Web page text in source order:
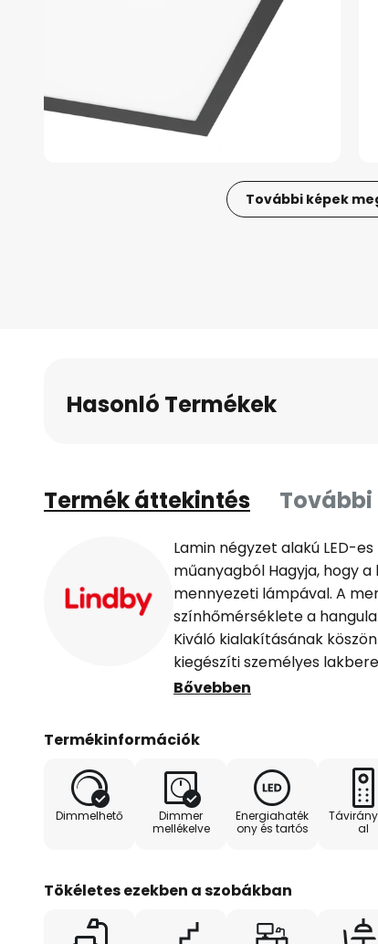
További képek
Hasonló Termékek
Termék áttekintés
Lamin négyzet alakú LED-
műanyagból Hagyja, hogy
mennyezeti lámpával. A
színhőmérséklete a
Kiváló kialakításának
kiegészíti személyes
állapotban is remek
saját, személyre szabott
összes tulajdonsága és
lámpában. A lámpa fekete
nagyszerű színfoltja lesz,
harmonizál, jó hangulatot
a hangulatos lakókörnyezet.
Bővebben
Termékinformációk
Dimmelhető
Dimmer
mellékelve
Energiahaték
ony és tartós
al
Tökéletes ezekben a szobákban